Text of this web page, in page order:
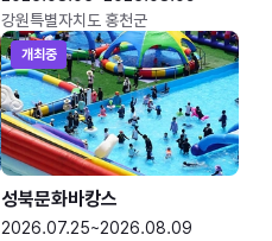
강원특별자치도 홍천군
개최중
성북문화바캉스
2026.07.25~2026.08.09